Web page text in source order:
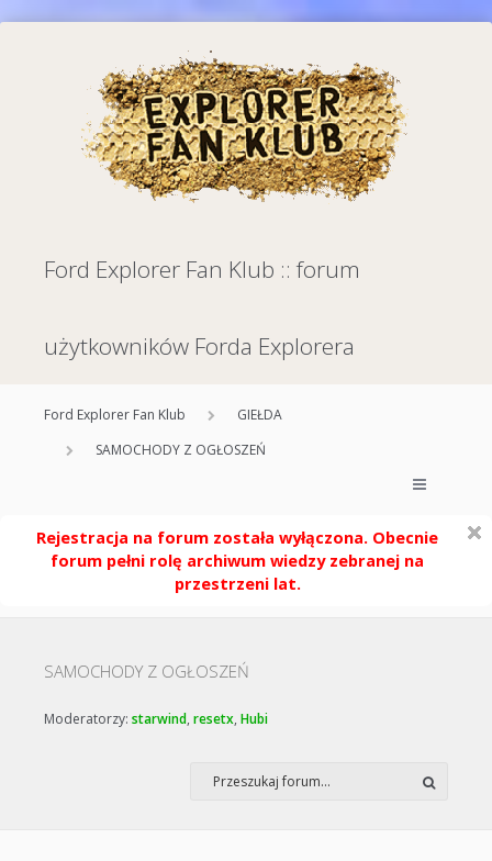
Ford Explorer Fan Klub :: forum
użytkowników Forda Explorera
Ford Explorer Fan Klub
GIEŁDA
SAMOCHODY Z OGŁOSZEŃ
Rejestracja na forum została wyłączona. Obecnie
forum pełni rolę archiwum wiedzy zebranej na
przestrzeni lat.
SAMOCHODY Z OGŁOSZEŃ
Moderatorzy: starwind, resetx, Hubi